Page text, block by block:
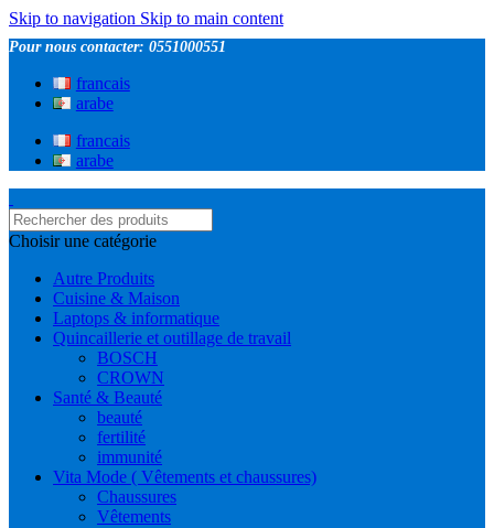
Skip to navigation Skip to main content
Pour nous contacter: 0551000551
francais
arabe
francais
arabe
Choisir une catégorie
Autre Produits
Cuisine & Maison
Laptops & informatique
Quincaillerie et outillage de travail
BOSCH
CROWN
Santé & Beauté
beauté
fertilité
immunité
Vita Mode ( Vêtements et chaussures)
Chaussures
Vêtements